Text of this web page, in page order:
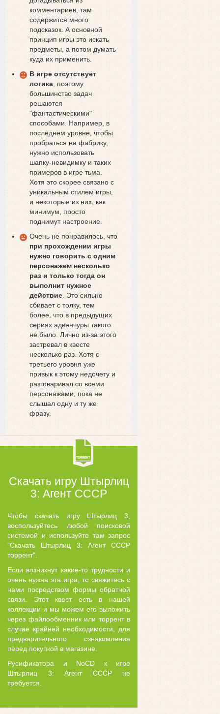
комментариев, там
содержится много
подсказок. А основной
принцип игры это искать
предметы, а потом думать
куда их применить.
В игре отсутствует
логика , поэтому
большинство задач
решаются
"фантастическими"
способами. Например, в
последнем уровне, чтобы
пробраться на фабрику,
нужно использовать
шапку-невидимку и таких
примеров в игре тьма.
Хотя это скорее связано с
уникальным стилем игры,
и некоторые из них, как
минимум, просто
поднимут настроение.
Очень не понравилось, что
при прохождении игры
нужно говорить с одним
персонажем несколько
раз и только тогда он
выполнит нужное
действие . Это сильно
сбивает с толку, тем
более, что в предыдущих
сериях адвенчуры такого
не было. Лично из-за этого
застревал в квесте
несколько раз. Хотя с
третьего уровня уже
привык к этому недочету и
разговаривал со всеми
персонажами, пока не
слышал одну и ту же
фразу.
Скачать игру Штырлиц
3: Агент СССР
Чтобы скачать игру Штырлиц 3,
воспользуйтесь любой поисковой
системой и используйте там запрос
"Скачать Штырлиц 3: Агент СССР
торрент".
Если возникнут какие-то трудности и
очень нужна эта игра, то свяжитесь с
нами посредством формы обратной
связи. Этот квест есть в нашей
коллекции и мы можем его выложить
через файлообменник или торрент в
случае крайней необходимости, для
предварительного ознакомления
перед покупкой в магазине.
Русификатора и NoCD к игре
Штырлиц 3: Агент СССР не
требуется.